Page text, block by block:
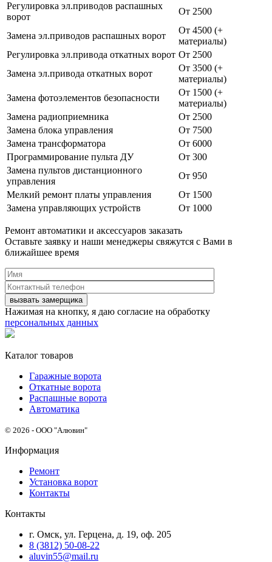
Регулировка эл.приводов распашных
ворот
От 2500
Замена эл.приводов распашных ворот
От 4500 (+
материалы)
Регулировка эл.привода откатных ворот От 2500
Замена эл.привода откатных ворот
От 3500 (+
материалы)
Замена фотоэлементов безопасности
От 1500 (+
материалы)
Замена радиоприемника
От 2500
Замена блока управления
От 7500
Замена трансформатора
От 6000
Программирование пульта ДУ
От 300
Замена пультов дистанционного
управления
От 950
Мелкий ремонт платы управления
От 1500
Замена управляющих устройств
От 1000
Ремонт автоматики и аксессуаров заказать
Оставьте заявку и наши менеджеры свяжутся с Вами в
ближайшее время
Нажимая на кнопку, я даю согласие на обработку
персональных данных
Каталог товаров
Гаражные ворота
Откатные ворота
Распашные ворота
Автоматика
© 2026 - ООО "Алювин"
Информация
Ремонт
Установка ворот
Контакты
Контакты
г. Омск, ул. Герцена, д. 19, оф. 205
8 (3812) 50-08-22
aluvin55@mail.ru